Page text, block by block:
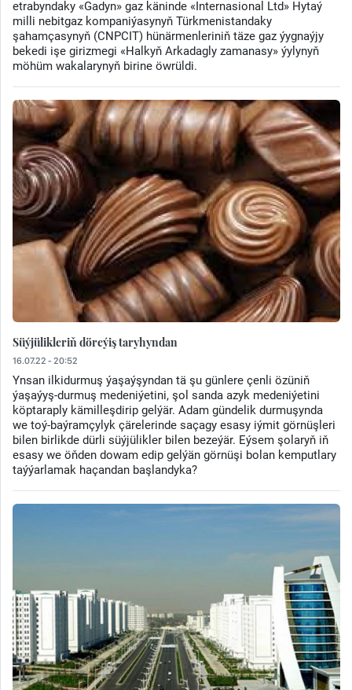
etrabyndaky «Gadyn» gaz käninde «Internasional Ltd» Hytaý
milli nebitgaz kompaniýasynyň Türkmenistandaky
şahamçasynyň (CNPCIT) hünärmenleriniň täze gaz ýygnaýjy
bekedi işe girizmegi «Halkyň Arkadagly zamanasy» ýylynyň
möhüm wakalarynyň birine öwrüldi.
Süýjülikleriň döreýiş taryhyndan
16.07.22 - 20:52
Ynsan ilkidurmuş ýaşaýşyndan tä şu günlere çenli özüniň
ýaşaýyş-durmuş medeniýetini, şol sanda azyk medeniýetini
köptaraply kämilleşdirip gelýär. Adam gündelik durmuşynda
we toý-baýramçylyk çärelerinde saçagy esasy iýmit görnüşleri
bilen birlikde dürli süýjülikler bilen bezeýär. Eýsem şolaryň iň
esasy we öňden dowam edip gelýän görnüşi bolan kemputlary
taýýarlamak haçandan başlandyka?